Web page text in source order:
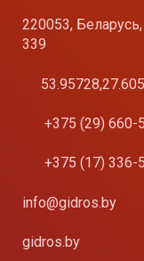
220053,
339
+375 (29) 660-
+375 (17) 336-
info@gidros.by
gidros.by